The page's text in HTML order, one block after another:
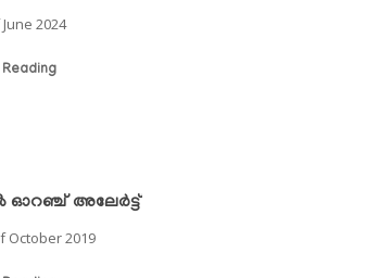
2024
ഓറഞ്ച് അലേര്‍ട്ട്
October 2019